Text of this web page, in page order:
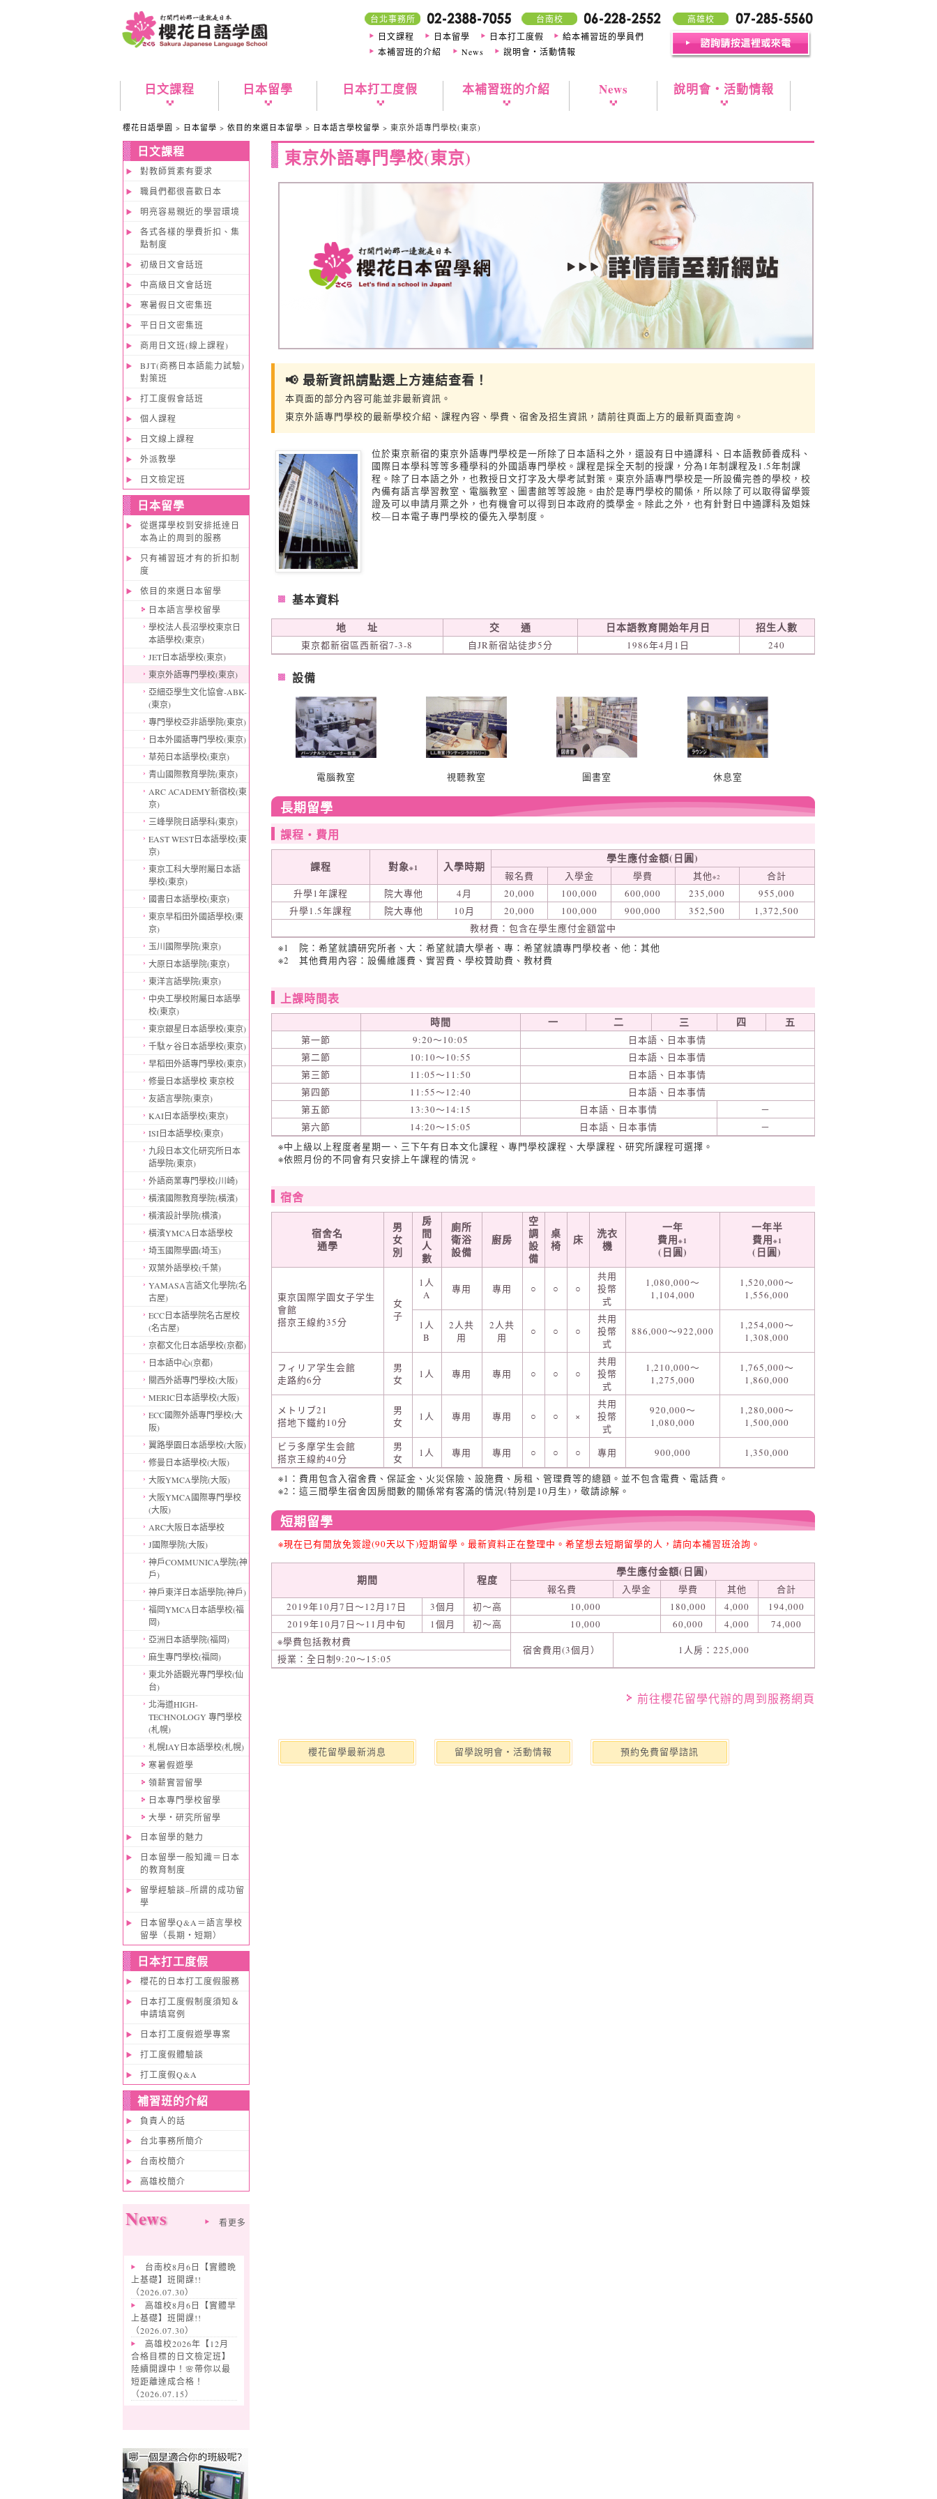
高雄校
台南校
台北事務所
日文課程
日本留學 日本打工度假
給本補習班的學員們
本補習班的介紹
News 說明會・活動情報
日文課程 日本留學 日本打工度假 本補習班的介紹 News 說明會・活動情報
櫻花日語學園 > 日本留學 > 依目的來選日本留學 > 日本語言學校留學 > 東京外語專門學校(東京)
東京外語專門學校(東京)
📢 最新資訊請點選上方連結查看！
本頁面的部分內容可能並非最新資訊。
東京外語專門學校的最新學校介紹、課程內容、學費、宿舍及招生資訊，請前往頁面上方的最新頁面查詢。
位於東京新宿的東京外語專門學校是一所除了日本語科之外，還設有日中通譯科、日本語教師養成科、
國際日本學科等等多種學科的外國語專門學校。課程是採全天制的授課，分為1年制課程及1.5年制課
程。除了日本語之外，也教授日文打字及大學考試對策。東京外語專門學校是一所設備完善的學校，校
內備有語言學習教室、電腦教室、圖書館等等設施。由於是專門學校的關係，所以除了可以取得留學簽
證及可以申請月票之外，也有機會可以得到日本政府的獎學金。除此之外，也有針對日中通譯科及姐妹
校—日本電子專門學校的優先入學制度。
基本資料
地 址 交 通 日本語教育開始年月日 招生人數
東京都新宿區西新宿7-3-8 自JR新宿站徒步5分 1986年4月1日 240
設備
電腦教室 視聽教室 圖書室 休息室
長期留學
課程‧費用
課程 對象※1 入學時期
學生應付金額(日圓)
報名費 入學金 學費 其他※2
合計
升學1年課程
院大專他 4月 20,000 100,000 600,000 235,000
955,000
升學1.5年課程
院大專他 10月 20,000 100,000 900,000 352,500
1,372,500
教材費：包含在學生應付金額當中
※1 院：希望就讀研究所者、大：希望就讀大學者、專：希望就讀專門學校者、他：其他
※2 其他費用內容：設備維護費、實習費、學校贊助費、教材費
上課時間表
時間 一 二 三 四 五
第一節 9:20～10:05
日本語、日本事情
第二節
10:10～10:55
日本語、日本事情
第三節
11:05～11:50
日本語、日本事情
第四節
11:55～12:40
日本語、日本事情
第五節
13:30～14:15 日本語、日本事情
－
第六節
14:20～15:05 日本語、日本事情
－
※中上級以上程度者星期一、三下午有日本文化課程、專門學校課程、大學課程、研究所課程可選擇。
※依照月份的不同會有只安排上午課程的情況。
宿舍
宿舍名
通學
男
女
別
房
間
人
數
廁所
衛浴
設備
廚房
空
調
設
備
桌
椅
床
洗衣
機
一年
費用※1
(日圓)
一年半
費用※1
(日圓)
東京国際学園女子学生
會館
搭京王線約35分
女
子
1人
A
專用 專用 ○ ○ ○
共用
投幣
式
1,080,000～
1,104,000
1,520,000～
1,556,000
1人
B
2人共
用
2人共
用
○ ○ ○
共用
投幣
式
886,000～922,000
1,254,000～
1,308,000
フィリア学生会館
走路約6分
男
女
1人 專用 專用 ○ ○ ○
共用
投幣
式
1,210,000～
1,275,000
1,765,000～
1,860,000
メトリブ21
搭地下鐵約10分
男
女
1人 專用 專用 ○ ○ ×
共用
投幣
式
920,000～
1,080,000
1,280,000～
1,500,000
ビラ多摩学生会館
搭京王線約40分
男
女
1人 專用 專用 ○ ○ ○ 專用 900,000 1,350,000
※1：費用包含入宿舍費、保証金、火災保險、設施費、房租、管理費等的總額。並不包含電費、電話費。
※2：這三間學生宿舍因房間數的關係常有客滿的情況(特別是10月生)，敬請諒解。
短期留學
※現在已有開放免簽證(90天以下)短期留學。最新資料正在整理中。希望想去短期留學的人，請向本補習班洽詢。
期間 程度
學生應付金額(日圓)
報名費 入學金 學費 其他
合計
2019年10月7日～12月17日
3個月 初～高 10,000 180,000 4,000
194,000
2019年10月7日～11月中旬
1個月 初～高 10,000 60,000 4,000
74,000
※學費包括教材費
宿舍費用(3個月） 1人房：225,000
授業：全日制9:20～15:05
前往櫻花留學代辦的周到服務網頁
櫻花留學最新消息 留學說明會‧活動情報 預約免費留學諮訊
日文課程
對教師質素有要求
職員們都很喜歡日本
明亮容易親近的學習環境
各式各樣的學費折扣、集
點制度
初級日文會話班
中高級日文會話班
寒暑假日文密集班
平日日文密集班
商用日文班(線上課程)
BJT(商務日本語能力試驗)
對策班
打工度假會話班
個人課程
日文線上課程
外派教學
日文檢定班
日本留學
從選擇學校到安排抵達日
本為止的周到的服務
只有補習班才有的折扣制
度
依目的來選日本留學
日本語言學校留學
學校法人長沼學校東京日
本語學校(東京)
JET日本語學校(東京)
東京外語專門學校(東京)
亞細亞學生文化協會-ABK-
(東京)
專門學校亞非語學院(東京)
日本外國語專門學校(東京)
草苑日本語學校(東京)
青山國際教育學院(東京)
ARC ACADEMY新宿校(東
京)
三峰學院日語學科(東京)
EAST WEST日本語學校(東
京)
東京工科大學附屬日本語
學校(東京)
國書日本語學校(東京)
東京早稻田外國語學校(東
京)
玉川國際學院(東京)
大原日本語學院(東京)
東洋言語學院(東京)
中央工學校附屬日本語學
校(東京)
東京銀星日本語學校(東京)
千駄ヶ谷日本語學校(東京)
早稻田外語專門學校(東京)
修曼日本語學校 東京校
友語言學院(東京)
KAI日本語學校(東京)
ISI日本語學校(東京)
九段日本文化研究所日本
語學院(東京)
外語商業專門學校(川崎)
橫濱國際教育學院(橫濱)
橫濱設計學院(横濱)
橫濱YMCA日本語學校
埼玉國際學園(埼玉)
双葉外語學校(千葉)
YAMASA言語文化學院(名
古屋)
ECC日本語學院名古屋校
(名古屋)
京都文化日本語學校(京都)
日本語中心(京都)
關西外語專門學校(大阪)
MERIC日本語學校(大阪)
ECC國際外語專門學校(大
阪)
翼路學園日本語學校(大阪)
修曼日本語學校(大阪)
大阪YMCA學院(大阪)
大阪YMCA國際專門學校
(大阪)
ARC大阪日本語學校
J國際學院(大阪)
神戶COMMUNICA學院(神
戶)
神戶東洋日本語學院(神戶)
福岡YMCA日本語學校(福
岡)
亞洲日本語學院(福岡)
麻生專門學校(福岡)
東北外語觀光專門學校(仙
台)
北海道HIGH-
TECHNOLOGY 專門學校
(札幌)
札幌IAY日本語學校(札幌)
寒暑假遊學
領薪實習留學
日本專門學校留學
大學・研究所留學
日本留學的魅力
日本留學一般知識＝日本
的教育制度
留學經驗談–所謂的成功留
學
日本留學Q&A＝語言學校
留學（長期・短期）
日本打工度假
櫻花的日本打工度假服務
日本打工度假制度須知＆
申請填寫例
日本打工度假遊學專案
打工度假體驗談
打工度假Q&A
補習班的介紹
負責人的話
台北事務所簡介
台南校簡介
高雄校簡介
News 看更多
台南校8月6日【實體晩
上基礎】班開課!!
（2026.07.30）
高雄校8月6日【實體早
上基礎】班開課!!
（2026.07.30）
高雄校2026年【12月
合格目標的日文檢定班】
陸續開課中！🌸帶你以最
短距離達成合格！
（2026.07.15）